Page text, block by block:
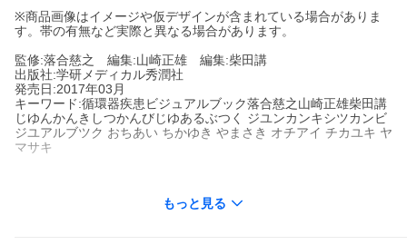
※商品画像はイメージや仮デザインが含まれている場合がありま
す。帯の有無など実際と異なる場合があります。
監修:落合慈之 編集:山崎正雄 編集:柴田講
出版社:学研メディカル秀潤社
発売日:2017年03月
キーワード:循環器疾患ビジュアルブック落合慈之山崎正雄柴田講
じゆんかんきしつかんびじゆあるぶつく ジユンカンキシツカンビ
ジユアルブツク おちあい ちかゆき やまさき オチアイ チカユキ ヤ
マサキ
柴田講
もっと見る